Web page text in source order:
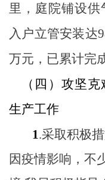
里，庭院铺设供
入户立管安装达
万元，已累计完
（四）攻坚
生产工作
1.采取积极
因疫情影响，不